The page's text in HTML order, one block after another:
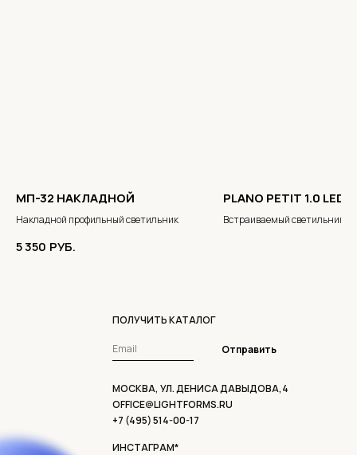
МП-32 НАКЛАДНОЙ
Накладной профильный светильник
5 350 РУБ.
PLANO PETIT 1.0 LED
Встраиваемый светильник
МОСКВА, УЛ. ДЕНИСА ДАВЫДОВА,4
ПОЛУЧИТЬ КАТАЛОГ
ИНСТАГРАМ*
+7 (495) 514-00-17
OFFICE@LIGHTFORMS.RU
Отправить